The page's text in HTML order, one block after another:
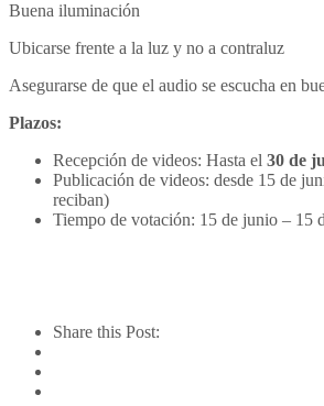
Buena iluminación
Ubicarse frente a la luz y no a contraluz
Asegurarse de que el audio se escucha en
Plazos:
Recepción de videos: Hasta el 30 de
Publicación de videos: desde 15 de
reciban)
Tiempo de votación: 15 de junio – 15
Share this Post: